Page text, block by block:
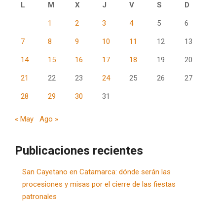
L
M X J V S D
1 2 3 4 5 6
7 8 9 10 11 12 13
14 15 16 17 18 19 20
21 22 23 24 25 26 27
28 29 30 31
« May Ago »
Publicaciones recientes
San Cayetano en Catamarca: dónde serán las
procesiones y misas por el cierre de las fiestas
patronales